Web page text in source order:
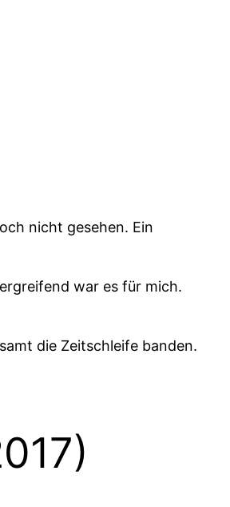
nicht gesehen. Ein
war es für mich.
die Zeitschleife banden.